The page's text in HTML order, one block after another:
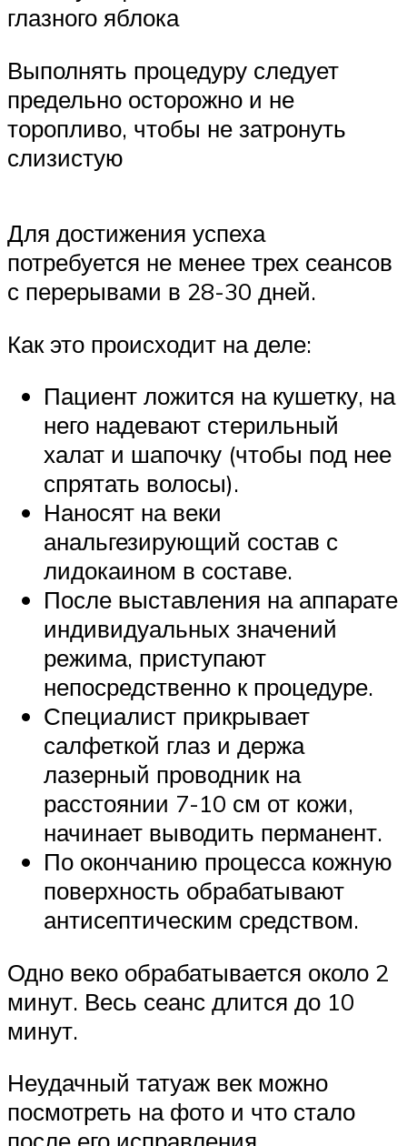
глазного яблока
Выполнять процедуру следует
предельно осторожно и не
торопливо, чтобы не затронуть
слизистую
Для достижения успеха
потребуется не менее трех сеансов
с перерывами в 28-30 дней.
Как это происходит на деле:
Пациент ложится на кушетку, на
него надевают стерильный
халат и шапочку (чтобы под нее
спрятать волосы).
Наносят на веки
анальгезирующий состав с
лидокаином в составе.
После выставления на аппарате
индивидуальных значений
режима, приступают
непосредственно к процедуре.
Специалист прикрывает
салфеткой глаз и держа
лазерный проводник на
расстоянии 7-10 см от кожи,
начинает выводить перманент.
По окончанию процесса кожную
поверхность обрабатывают
антисептическим средством.
Одно веко обрабатывается около 2
минут. Весь сеанс длится до 10
минут.
Неудачный татуаж век можно
посмотреть на фото и что стало